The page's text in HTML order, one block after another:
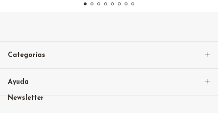
Categorías
Ayuda
Newsletter